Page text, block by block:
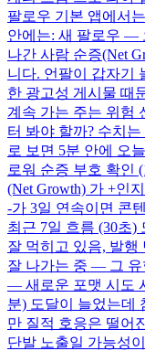
팔로우 기본 앱에서
안에는: 새 팔로우 —
나간 사람 순증(Net
니다. 언팔이 갑자기
한 광고성 게시물 때
계속 가는 주는 위험
터 봐야 할까? 수치
로 보면 5분 안에 오
로워 순증 부호 확인
(Net Growth) 가 +인
-가 3일 연속이면 콘
최근 7일 흐름 (30초)
잘 먹히고 있음, 발행
잘 나가는 중 — 그 유
— 새로운 포맷 시도
분) 도달이 늘었는데
만 질적 호응은 떨어
단발 노출일 가능성